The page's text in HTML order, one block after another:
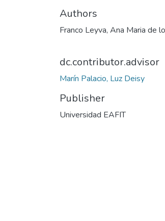
Authors
Franco Leyva, Ana Maria de
dc.contributor.advisor
Marín Palacio, Luz Deisy
Publisher
Universidad EAFIT